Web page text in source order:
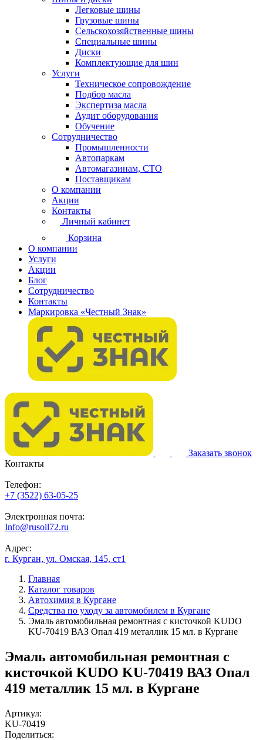
Легковые шины
Грузовые шины
Сельскохозяйственные шины
Специальные шины
Диски
Комплектующие для шин
Услуги
Техническое сопровождение
Подбор масла
Экспертиза масла
Аудит оборудования
Обучение
Сотрудничество
Промышленности
Автопаркам
Автомагазинам, СТО
Поставщикам
О компании
Акции
Контакты
Личный кабинет
Корзина
О компании
Услуги
Акции
Блог
Сотрудничество
Контакты
Маркировка «Честный Знак»
Заказать звонок
Контакты
Телефон:
+7 (3522) 63-05-25
Электронная почта:
Info@rusoil72.ru
Адрес:
г. Курган, ул. Омская, 145, ст1
Главная
Каталог товаров
Автохимия в Кургане
Средства по уходу за автомобилем в Кургане
Эмаль автомобильная ремонтная с кисточкой KUDO
KU-70419 ВАЗ Опал 419 металлик 15 мл. в Кургане
Эмаль автомобильная ремонтная с
кисточкой KUDO KU-70419 ВАЗ Опал
419 металлик 15 мл. в Кургане
Артикул:
KU-70419
Поделиться: